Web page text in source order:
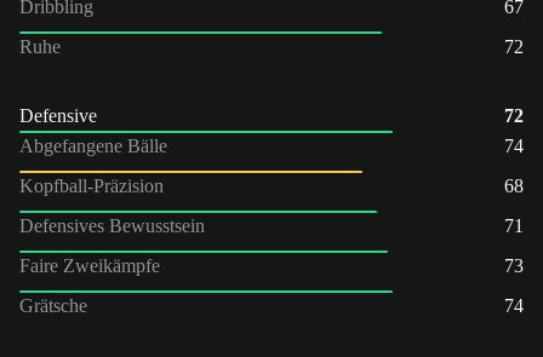
Dribbling
67
Ruhe
72
Defensive
72
Abgefangene Bälle
74
Kopfball-Präzision
68
Defensives Bewusstsein
71
Faire Zweikämpfe
73
Grätsche
74